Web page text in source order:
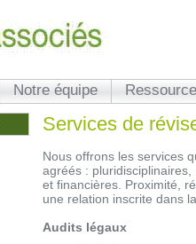
Notre équipe
Services de
Nous offrons les services
agréés :
et financières. Proximité,
une relation inscrite dans
Audits légaux